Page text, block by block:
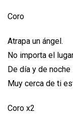
Coro
Atrapa un ángel.
No importa el
De día y de noche
Muy cerca de ti
Coro x2